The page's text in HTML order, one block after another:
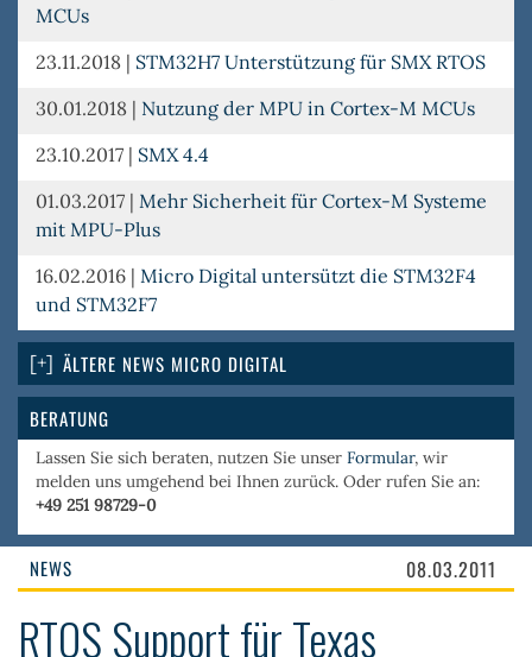
MCUs
23.11.2018 | STM32H7 Unterstützung für SMX RTOS
30.01.2018 | Nutzung der MPU in Cortex-M MCUs
23.10.2017 | SMX 4.4
01.03.2017 | Mehr Sicherheit für Cortex-M Systeme
mit MPU-Plus
16.02.2016 | Micro Digital untersützt die STM32F4
und STM32F7
ÄLTERE NEWS MICRO DIGITAL
BERATUNG
Lassen Sie sich beraten, nutzen Sie unser Formular, wir
melden uns umgehend bei Ihnen zurück. Oder rufen Sie an:
+49 251 98729-0
NEWS 08.03.2011
RTOS Support für Texas